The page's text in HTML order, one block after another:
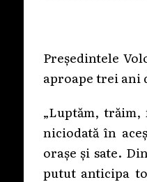
Președintele
aproape trei ani
„Luptăm, trăim,
niciodată în
orașe și sate.
putut anticipa